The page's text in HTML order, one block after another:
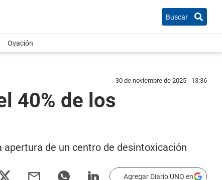
Buscar
Ovación
30 de noviembre de 2025 - 13:36
40% de los
de un centro de desintoxicación
Agregar Diario UNO en